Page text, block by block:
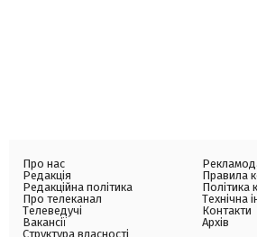
Про нас
Редакція
Редакційна політика
Про телеканал
Телеведучі
Вакансії
Структура власності
Правила
Політика
Технічна
Контакти
Архів